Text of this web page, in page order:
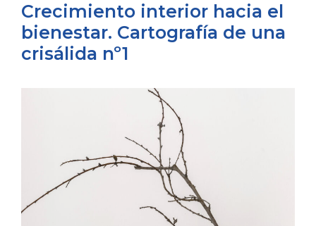
Crecimiento interior hacia el
bienestar. Cartografía de una
crisálida nº1